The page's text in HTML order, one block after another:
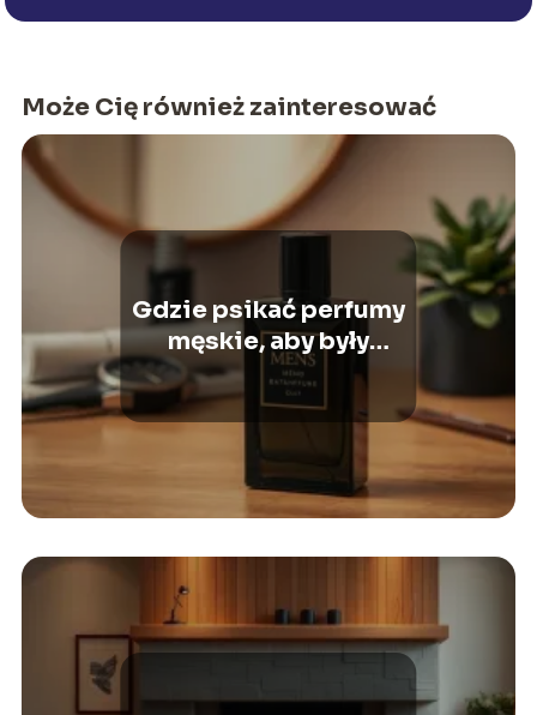
Może Cię również zainteresować
Gdzie psikać perfumy
męskie, aby były
najbardziej skuteczne?